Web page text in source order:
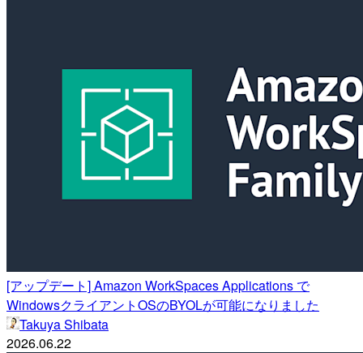
[アップデート] Amazon WorkSpaces Applications で
WindowsクライアントOSのBYOLが可能になりました
Takuya Shibata
2026.06.22